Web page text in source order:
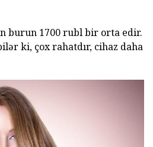
burun 1700 rubl bir orta edir.
ki, çox rahatdır, cihaz daha